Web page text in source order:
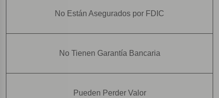
No Están Asegurados por FDIC
No Tienen Garantía Bancaria
Pueden Perder Valor